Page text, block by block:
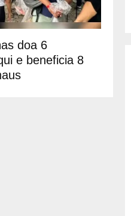
doa 6
e beneficia 8